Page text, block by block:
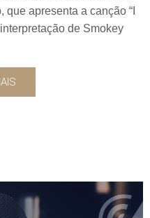
apresenta a canção “I
de Smokey